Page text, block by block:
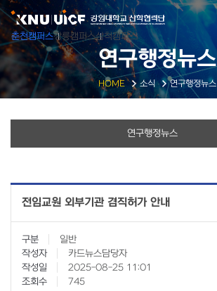
춘천캠퍼스강릉캠퍼스삼척캠퍼스
연구행정뉴스
HOME 소식 연구행정뉴스
연구행정뉴스
전임교원 외부기관 겸직허가 안내
구분
일반
작성자
카드뉴스담당자
작성일
2025-08-25 11:01
조회수
745